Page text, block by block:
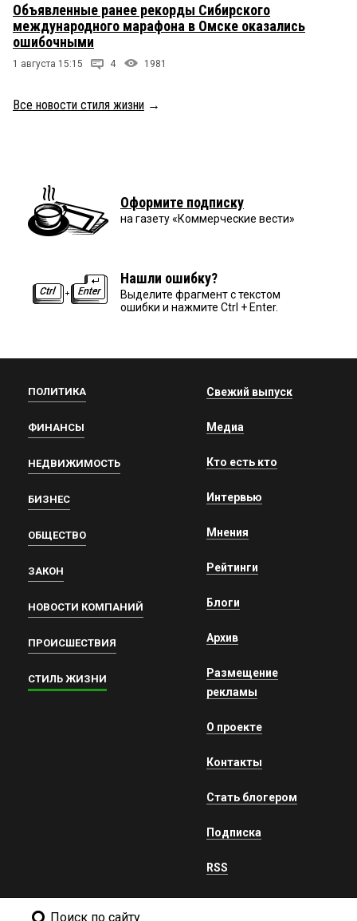
Объявленные ранее рекорды Сибирского
международного марафона в Омске оказались
ошибочными
1 августа 15:15 4 1981
Все новости стиля жизни →
Оформите подписку
на газету «Коммерческие вести»
Нашли ошибку?
Выделите фрагмент с текстом
ошибки и нажмите Ctrl + Enter.
ПОЛИТИКА
ФИНАНСЫ
НЕДВИЖИМОСТЬ
БИЗНЕС
ОБЩЕСТВО
ЗАКОН
НОВОСТИ КОМПАНИЙ
ПРОИСШЕСТВИЯ
СТИЛЬ ЖИЗНИ
Свежий выпуск
Медиа
Кто есть кто
Интервью
Мнения
Рейтинги
Блоги
Архив
Размещение
рекламы
О проекте
Контакты
Стать блогером
Подписка
RSS
Поиск по сайту